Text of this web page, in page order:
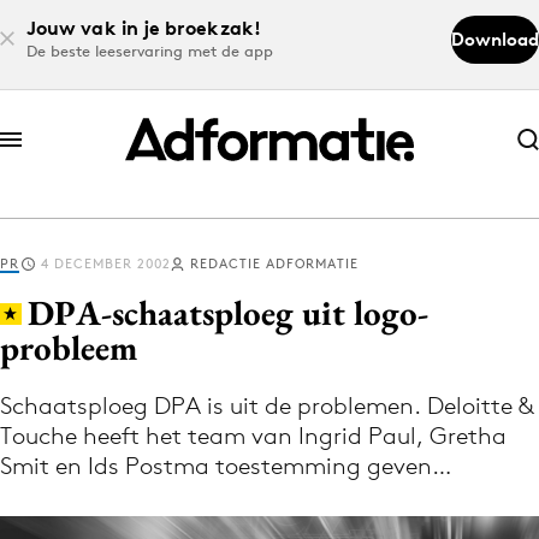
Jouw vak in je broekzak!
De beste leeservaring met de app
Download
Abonneer nu
Abonneer nu
Log in
Volg het laatste nieuws via de Adformatie
Nieuws app
PR 4 DECEMBER 2002 REDACTIE ADFORMATIE
DPA-schaatsploeg uit logo-
probleem
Schaatsploeg DPA is uit de problemen. Deloitte &
Touche heeft het team van Ingrid Paul, Gretha
Smit en Ids Postma toestemming geven…